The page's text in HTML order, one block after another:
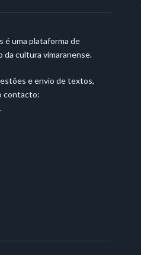
é uma plataforma de
da cultura vimaranense.
e envio de textos,
contacto:
.